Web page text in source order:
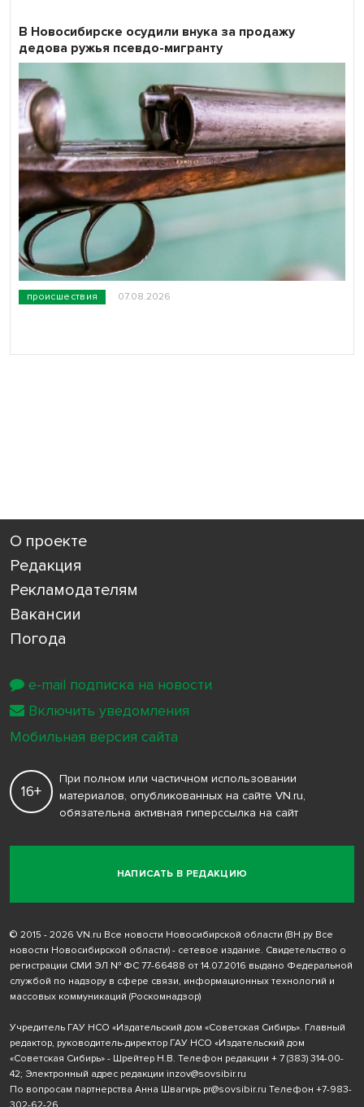
происшествия 07.08.2026
В Новосибирске осудили внука за продажу
дедова ружья псевдо-мигранту
О проекте
Редакция
Рекламодателям
Вакансии
Погода
НАПИСАТЬ В РЕДАКЦИЮ
16+
При полном или частичном использовании
материалов, опубликованных на сайте VN.ru,
обязательна активная гиперссылка на сайт
© 2015 - 2026 VN.ru Все новости Новосибирской области (ВН.ру Все
новости Новосибирской области) - сетевое издание. Свидетельство о
регистрации СМИ ЭЛ № ФС 77-66488 от 14.07.2016 выдано Федеральной
службой по надзору в сфере связи, информационных технологий и
массовых коммуникаций (Роскомнадзор)
Учредитель ГАУ НСО «Издательский дом «Советская Сибирь». Главный
редактор, руководитель-директор ГАУ НСО «Издательский дом
«Советская Сибирь» - Шрейтер Н.В. Телефон редакции + 7 (383) 314-00-
42; Электронный адрес редакции inzov@sovsibir.ru
По вопросам партнерства Анна Швагирь pr@sovsibir.ru Телефон +7-983-
302-62-26
e-mail подписка на новости
Включить уведомления
Мобильная версия сайта